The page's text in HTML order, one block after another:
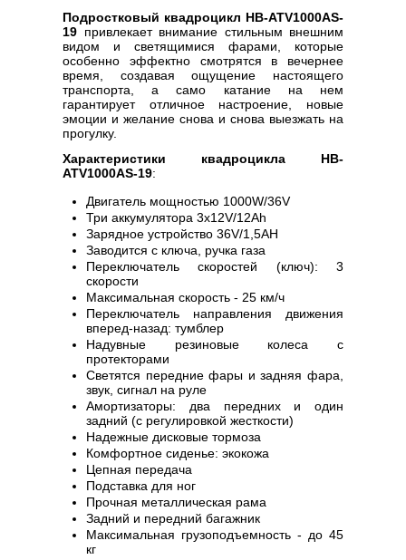
Подростковый квадроцикл HB-ATV1000AS-
19 привлекает внимание стильным внешним
видом и светящимися фарами, которые
особенно эффектно смотрятся в вечернее
время, создавая ощущение настоящего
транспорта, а само катание на нем
гарантирует отличное настроение, новые
эмоции и желание снова и снова выезжать на
прогулку.
Характеристики квадроцикла HB-
ATV1000AS-19:
Двигатель мощностью 1000W/36V
Три аккумулятора 3х12V/12Ah
Зарядное устройство 36V/1,5AH
Заводится с ключа, ручка газа
Переключатель скоростей (ключ): 3
скорости
Максимальная скорость - 25 км/ч
Переключатель направления движения
вперед-назад: тумблер
Надувные резиновые колеса с
протекторами
Светятся передние фары и задняя фара,
звук, сигнал на руле
Амортизаторы: два передних и один
задний (с регулировкой жесткости)
Надежные дисковые тормоза
Комфортное сиденье: экокожа
Цепная передача
Подставка для ног
Прочная металлическая рама
Задний и передний багажник
Максимальная грузоподъемность - до 45
кг